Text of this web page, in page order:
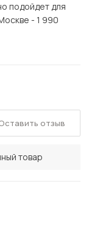
подойдет для
- 1 990
товар
отзыв